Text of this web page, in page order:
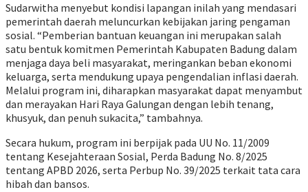
Sudarwitha menyebut kondisi lapangan inilah yang mendasari
pemerintah daerah meluncurkan kebijakan jaring pengaman
sosial. “Pemberian bantuan keuangan ini merupakan salah
satu bentuk komitmen Pemerintah Kabupaten Badung dalam
menjaga daya beli masyarakat, meringankan beban ekonomi
keluarga, serta mendukung upaya pengendalian inflasi daerah.
Melalui program ini, diharapkan masyarakat dapat menyambut
dan merayakan Hari Raya Galungan dengan lebih tenang,
khusyuk, dan penuh sukacita,” tambahnya.
Secara hukum, program ini berpijak pada UU No. 11/2009
tentang Kesejahteraan Sosial, Perda Badung No. 8/2025
tentang APBD 2026, serta Perbup No. 39/2025 terkait tata cara
hibah dan bansos.